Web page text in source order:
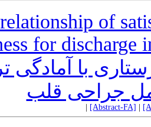
of
for discharge
با آمادگی
جراحی قلب
[Abstract-FA]